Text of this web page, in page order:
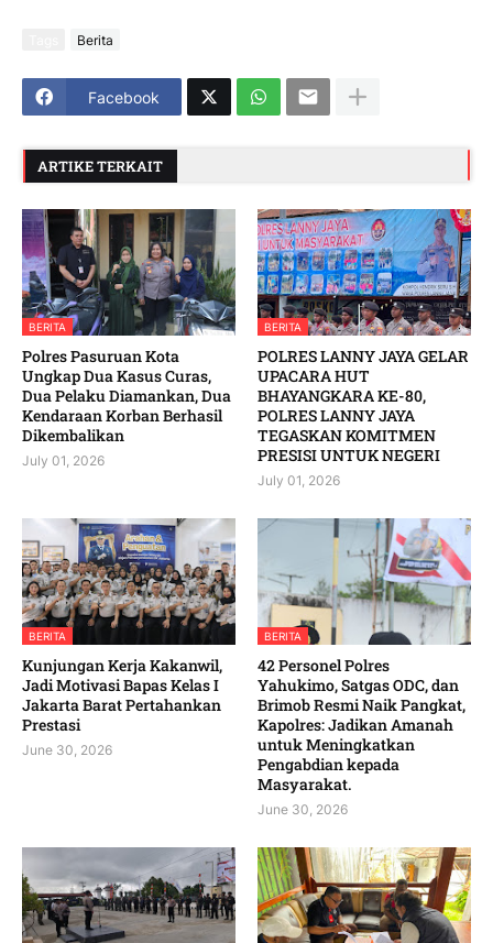
Berita
Facebook
ARTIKE TERKAIT
BERITA
Polres Pasuruan Kota
Ungkap Dua Kasus Curas,
Dua Pelaku Diamankan, Dua
Kendaraan Korban Berhasil
Dikembalikan
July 01, 2026
BERITA
POLRES LANNY JAYA GELAR
UPACARA HUT
BHAYANGKARA KE-80,
POLRES LANNY JAYA
TEGASKAN KOMITMEN
PRESISI UNTUK NEGERI
July 01, 2026
BERITA
Kunjungan Kerja Kakanwil,
Jadi Motivasi Bapas Kelas I
Jakarta Barat Pertahankan
Prestasi
June 30, 2026
BERITA
42 Personel Polres
Yahukimo, Satgas ODC, dan
Brimob Resmi Naik Pangkat,
Kapolres: Jadikan Amanah
untuk Meningkatkan
Pengabdian kepada
Masyarakat. ‎
June 30, 2026